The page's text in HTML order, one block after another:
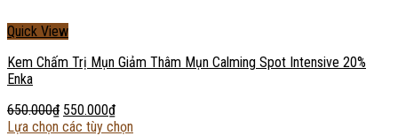
Quick View
Kem Chấm Trị Mụn Giảm Thâm Mụn Calming Spot Intensive 20%
Enka
650.000₫ 550.000₫
Lựa chọn các tùy chọn